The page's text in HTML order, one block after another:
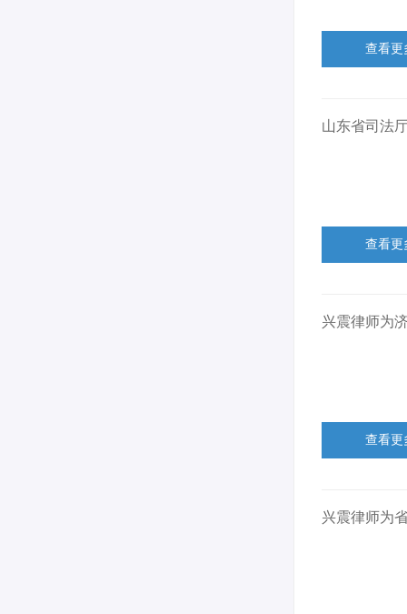
查看更
山东省司法
查看更
兴震律师为
查看更
兴震律师为